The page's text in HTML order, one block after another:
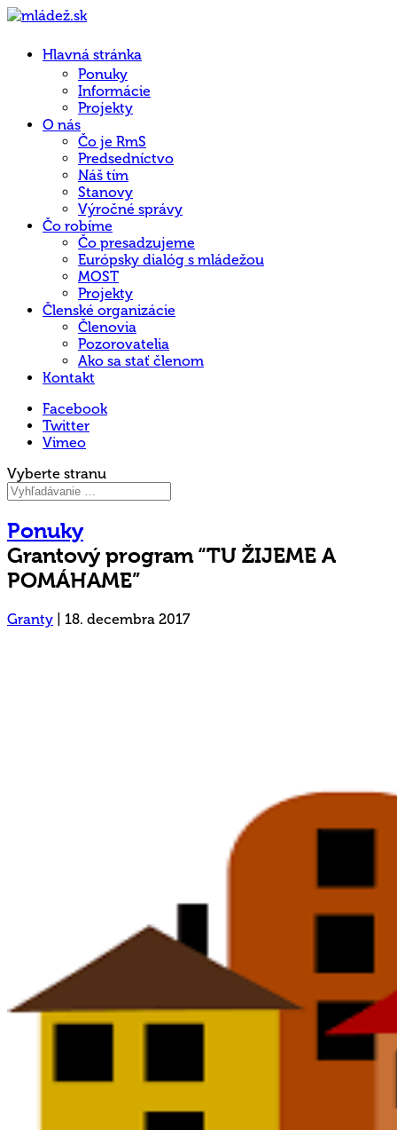
Hlavná stránka
Ponuky
Informácie
Projekty
O nás
Čo je RmS
Predsedníctvo
Náš tím
Stanovy
Výročné správy
Čo robíme
Čo presadzujeme
Európsky dialóg s mládežou
MOST
Projekty
Členské organizácie
Členovia
Pozorovatelia
Ako sa stať členom
Kontakt
Facebook
Twitter
Vimeo
Vyberte stranu
Ponuky
Grantový program “TU ŽIJEME A
POMÁHAME”
Granty 18. decembra 2017